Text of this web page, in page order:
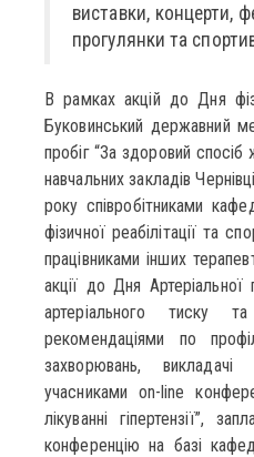
виставки, концерти,
прогулянки та
В рамках акцій до Дня
Буковинський державний
пробіг “За здоровий спосіб
навчальних закладів
року співробітниками
фізичної реабілітації та
працівниками інших
акції до Дня Артеріальної
артеріального тиску
рекомендаціями по
захворювань,
учасниками on-line
лікуванні гіпертензії”,
конференцію на базі